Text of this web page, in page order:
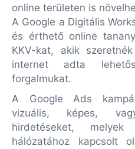
online területen is
A Google a Digitális
és érthető online
KKV-kat, akik
internet adta
forgalmukat.
A Google Ads
vizuális, képes,
hirdetéseket,
hálózatához kapcsolt